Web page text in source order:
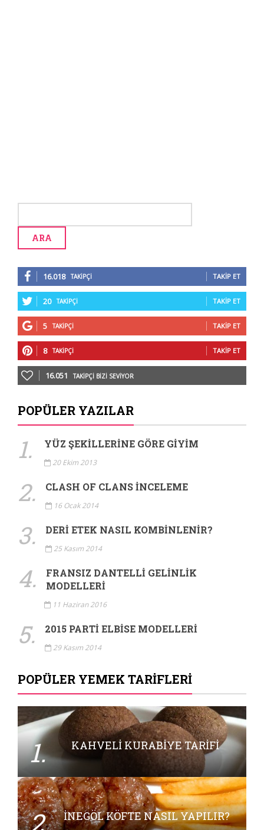
16.018 TAKIPÇI TAKIP ET
20 TAKIPÇI TAKIP ET
5 TAKIPÇI TAKIP ET
8 TAKIPÇI TAKIP ET
16.051 TAKIPÇI BIZI SEVIYOR
POPÜLER YAZILAR
1. YÜZ ŞEKILLERINE GÖRE GIYIM
20 Ekim 2013
2. CLASH OF CLANS İNCELEME
16 Ocak 2014
3. DERI ETEK NASIL KOMBINLENIR?
25 Kasım 2014
4.
FRANSIZ DANTELLI GELINLIK
MODELLERI
11 Haziran 2016
5. 2015 PARTI ELBISE MODELLERI
29 Kasım 2014
POPÜLER YEMEK TARIFLERI
1. KAHVELI KURABIYE TARIFI
2. İNEGÖL KÖFTE NASIL YAPILIR?